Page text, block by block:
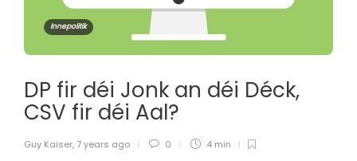
Innepolitik
DP fir déi Jonk an déi Déck,
CSV fir déi Aal?
Guy Kaiser, 7 years ago 0 4 min